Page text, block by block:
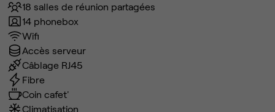
18 salles de réunion partagées
14 phonebox
Wifi
Accès serveur
Câblage RJ45
Fibre
Coin cafet'
Climatisation